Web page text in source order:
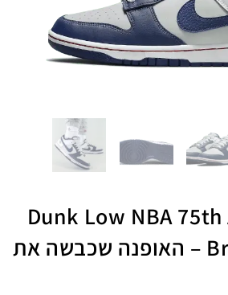
Dunk Low NBA
Brooklyn Nets – האופנה שכבשה את